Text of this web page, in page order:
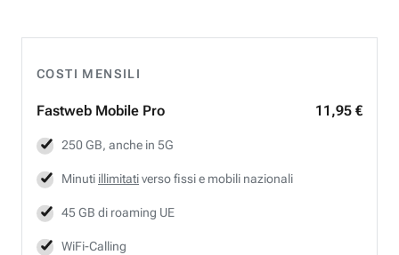
COSTI MENSILI
Fastweb Mobile Pro 11,95 €
250 GB, anche in 5G
Minuti illimitativerso fissi e mobili nazionali
45 GB di roaming UE
WiFi-Calling